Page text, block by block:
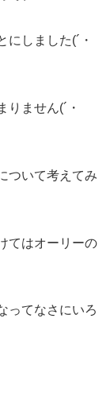
しました(´・
ません(´・
ついて考えてみ
てはオーリーの
ってなさにいろ